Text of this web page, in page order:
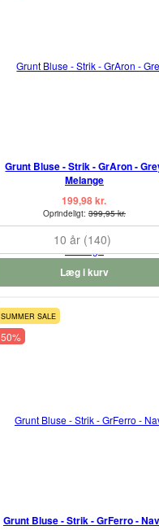
Grunt Bluse - Strik - GrAron -
Melange
199,98 kr.
Oprindeligt: 399,95 kr.
10 år (140)
Læg i kurv
SUMMER SALE
50%
Grunt Bluse - Strik - GrFerro -